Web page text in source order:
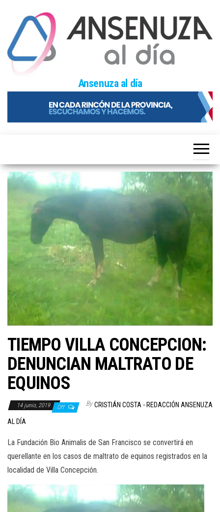
content
Ansenuza al día
TIEMPO VILLA CONCEPCION:
DENUNCIAN MALTRATO DE
EQUINOS
14 junio, 2019 Off By CRISTIÁN COSTA - REDACCIÓN ANSENUZA
AL DÍA
La Fundación Bio Animalis de San Francisco se convertirá en
querellante en los casos de maltrato de equinos registrados en la
localidad de Villa Concepción.